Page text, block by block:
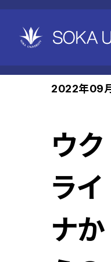
ホーム
2022年09
ウク
ライ
ナか